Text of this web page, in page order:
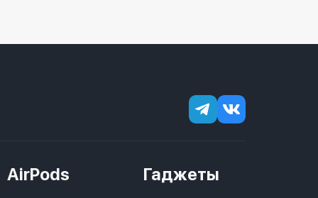
AirPods Гаджеты